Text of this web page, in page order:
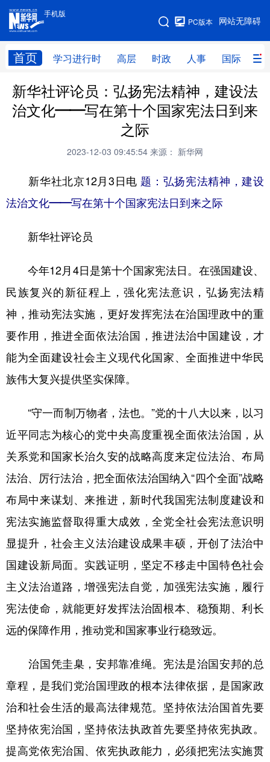
手机版
网站无障碍
PC版本
首页 学习进行时 高层 时政 人事 国际 财
手机版
网站地图
学习进行时 高层 时政 人事
国际 财经 网评 港澳
法律 中央文件
食品 人居 信息化 数字经济
学术中国 乡村振兴 银龄 溯源中国
城市 旅游 能源 会展
彩票 娱乐 时尚
地方频道
浙江 安徽 福建 江西
山东 河南 湖北 湖南
广东 广西 海南 重庆
四川 贵州 云南 西藏
多语种频道
English Español Français عربى
新华社评论员：弘扬宪法精神，建设法
治文化——写在第十个国家宪法日到来
之际
2023-12-03 09:45:54 来源： 新华网
新华社北京12月3日电 题：弘扬宪法精神，建设
法治文化——写在第十个国家宪法日到来之际
新华社评论员
今年12月4日是第十个国家宪法日。在强国建设、
民族复兴的新征程上，强化宪法意识，弘扬宪法精
神，推动宪法实施，更好发挥宪法在治国理政中的重
要作用，推进全面依法治国，推进法治中国建设，才
能为全面建设社会主义现代化国家、全面推进中华民
族伟大复兴提供坚实保障。
“守一而制万物者，法也。”党的十八大以来，以习
近平同志为核心的党中央高度重视全面依法治国，从
关系党和国家长治久安的战略高度来定位法治、布局
法治、厉行法治，把全面依法治国纳入“四个全面”战略
布局中来谋划、来推进，新时代我国宪法制度建设和
宪法实施监督取得重大成效，全党全社会宪法意识明
显提升，社会主义法治建设成果丰硕，开创了法治中
国建设新局面。实践证明，坚定不移走中国特色社会
主义法治道路，增强宪法自觉，加强宪法实施，履行
宪法使命，就能更好发挥法治固根本、稳预期、利长
远的保障作用，推动党和国家事业行稳致远。
治国凭圭臬，安邦靠准绳。宪法是治国安邦的总
章程，是我们党治国理政的根本法律依据，是国家政
治和社会生活的最高法律规范。坚持依法治国首先要
坚持依宪治国，坚持依法执政首先要坚持依宪执政。
提高党依宪治国、依宪执政能力，必须把宪法实施贯